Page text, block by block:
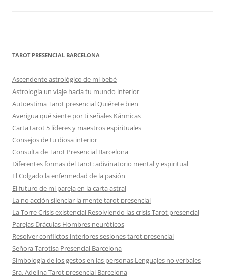
TAROT PRESENCIAL BARCELONA
Ascendente astrológico de mi bebé
Astrología un viaje hacia tu mundo interior
Autoestima Tarot presencial Quiérete bien
Averigua qué siente por ti señales Kármicas
Carta tarot 5 líderes y maestros espirituales
Consejos de tu diosa interior
Consulta de Tarot Presencial Barcelona
Diferentes formas del tarot: adivinatorio mental y espiritual
El Colgado la enfermedad de la pasión
El futuro de mi pareja en la carta astral
La no acción silenciar la mente tarot presencial
La Torre Crisis existencial Resolviendo las crisis Tarot presencial
Parejas Dráculas Hombres neuróticos
Resolver conflictos interiores sesiones tarot presencial
Señora Tarotisa Presencial Barcelona
Simbología de los gestos en las personas Lenguajes no verbales
Sra. Adelina Tarot presencial Barcelona